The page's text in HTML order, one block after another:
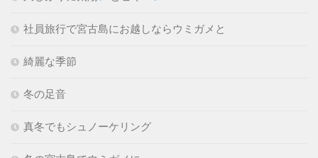
社員旅行で宮古島にお越しならウミガメと
綺麗な季節
冬の足音
真冬でもシュノーケリング